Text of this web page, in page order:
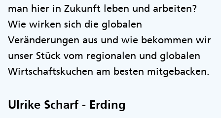
man hier in Zukunft leben und arbeiten?
Wie wirken sich die globalen
Veränderungen aus und wie bekommen wir
unser Stück vom regionalen und globalen
Wirtschaftskuchen am besten mitgebacken.
Ulrike Scharf - Erding